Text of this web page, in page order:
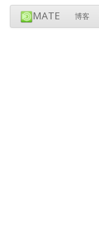
MATE 博客